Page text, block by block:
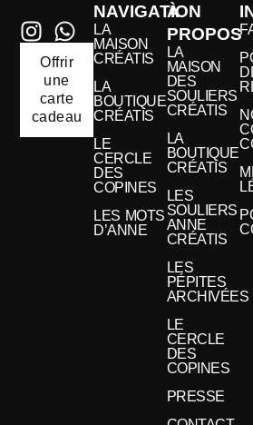
Offrir
une
carte
cadeau
NAVIGATION
LA
MAISON
CRÉATIS
LA
BOUTIQUE
CRÉATIS
LE
CERCLE
DES
COPINES
LES MOTS
D’ANNE
À
PROPOS
LA
MAISON
DES
SOULIERS
CRÉATIS
LA
BOUTIQUE
CRÉATIS
LES
SOULIERS
ANNE
CRÉATIS
LES
PÉPITES
ARCHIVÉES
LE
CERCLE
DES
COPINES
PRESSE